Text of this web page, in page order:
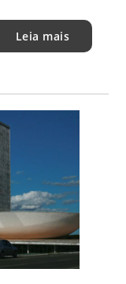
Leia mais